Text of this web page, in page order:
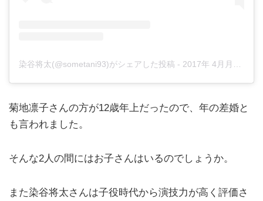
染谷将太(@sometani93)がシェアした投稿 - 2017年 4月月2日午前3時50分PDT
菊地凛子さんの方が12歳年上だったので、年の差婚と
も言われました。
そんな2人の間にはお子さんはいるのでしょうか。
また染谷将太さんは子役時代から演技力が高く評価さ